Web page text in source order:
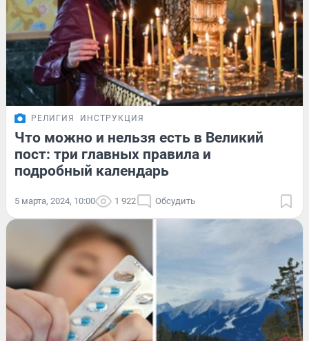
РЕЛИГИЯ ИНСТРУКЦИЯ
Что можно и нельзя есть в Великий
пост: три главных правила и
подробный календарь
5 марта, 2024, 10:00 1 922 Обсудить